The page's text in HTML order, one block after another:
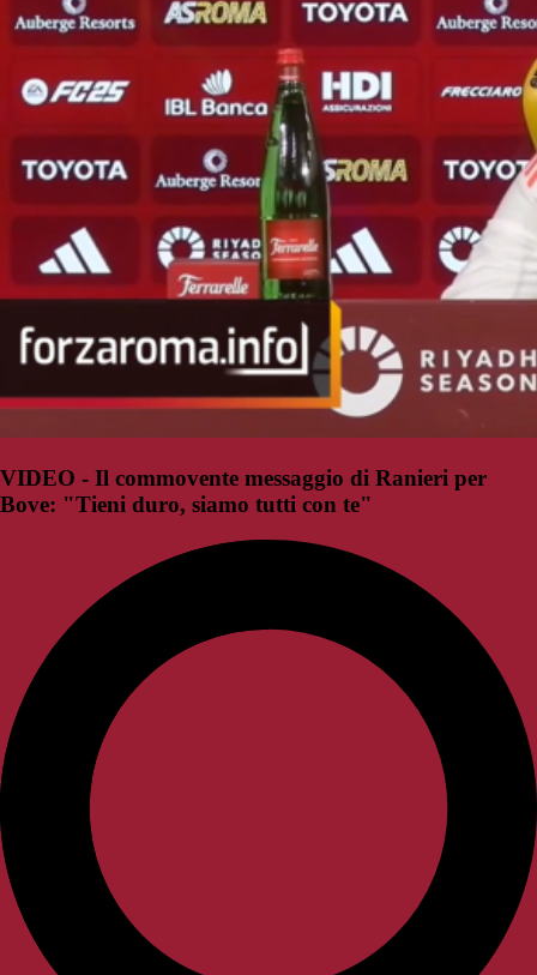
VIDEO - Il commovente messaggio di Ranieri per
Bove: "Tieni duro, siamo tutti con te"